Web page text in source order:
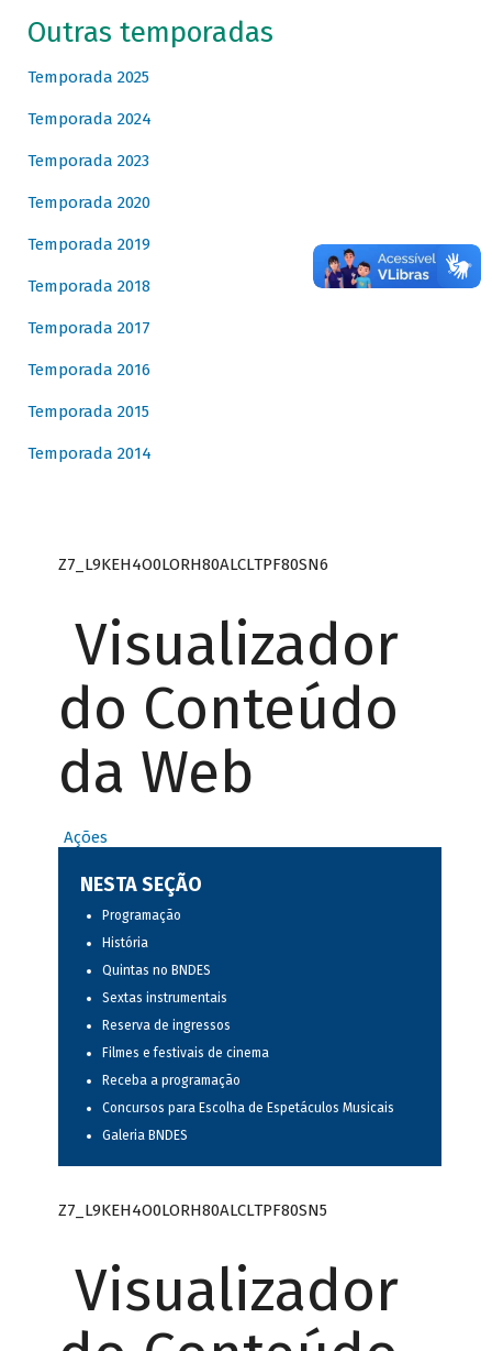
Outras temporadas
Temporada 2025
Temporada 2024
Temporada 2023
Temporada 2020
Temporada 2019
Temporada 2018
Temporada 2017
Temporada 2016
Temporada 2015
Temporada 2014
Z7_L9KEH4O0LORH80ALCLTPF80SN6
Visualizador
do Conteúdo
da Web
Ações
NESTA SEÇÃO
Programação
História
Quintas no BNDES
Sextas instrumentais
Reserva de ingressos
Filmes e festivais de cinema
Receba a programação
Concursos para Escolha de Espetáculos Musicais
Galeria BNDES
Z7_L9KEH4O0LORH80ALCLTPF80SN5
Visualizador